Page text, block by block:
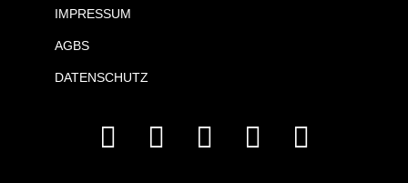
IMPRESSUM
AGBS
DATENSCHUTZ